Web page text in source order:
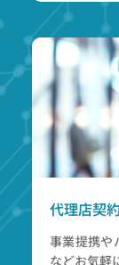
代理店契
事業提携や
などお気軽